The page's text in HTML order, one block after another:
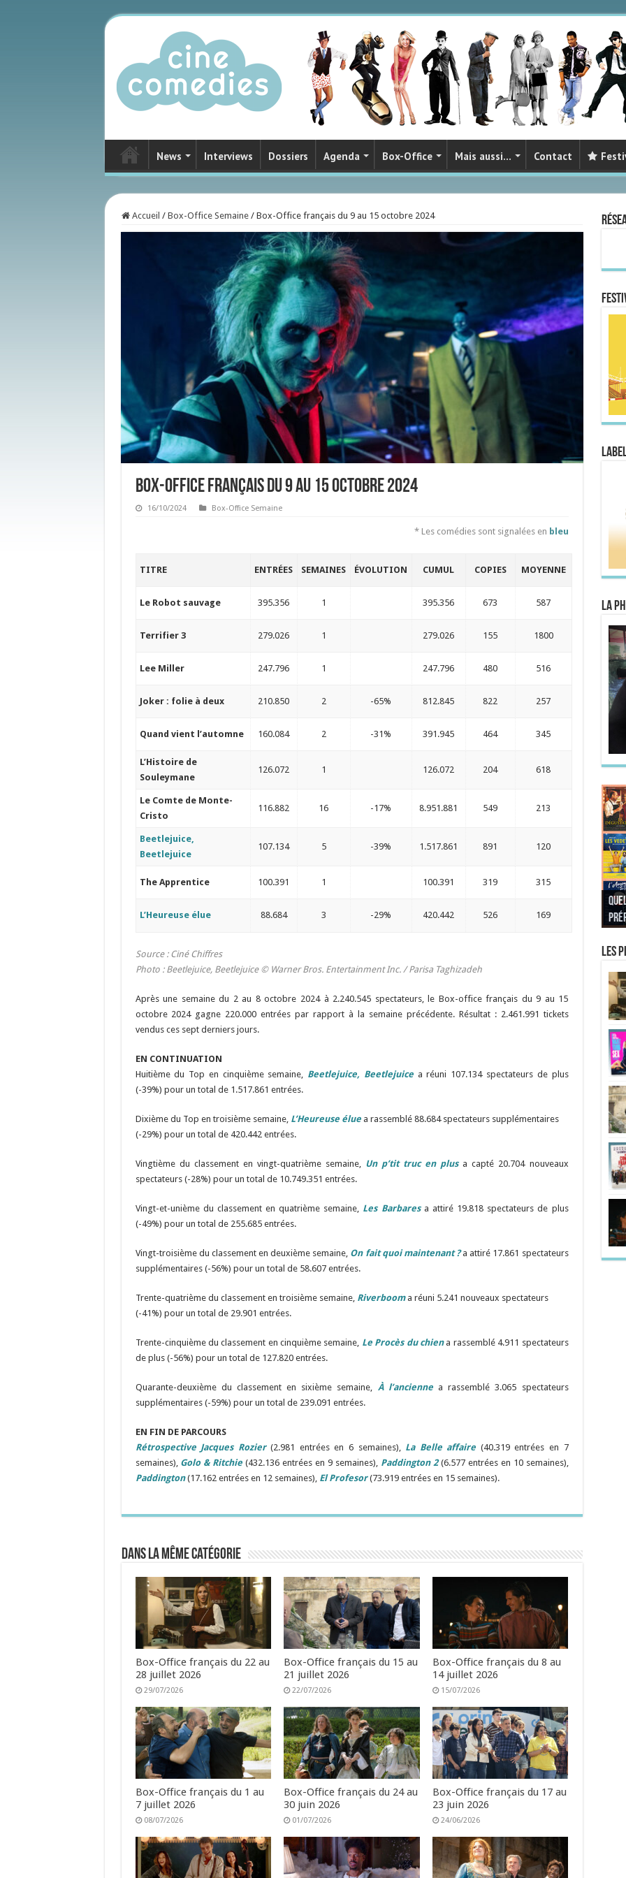
News Interviews Dossiers Agenda Box-Office Mais aussi… Contact
Accueil / Box-Office Semaine / Box-Office français du 9 au 15 octobre 2024
Box-Office français du 9 au 15 octobre 2024
16/10/2024 Box-Office Semaine
* Les comédies sont signalées en bleu
TITRE ENTRÉES SEMAINES ÉVOLUTION CUMUL COPIES MOYENNE
Le Robot sauvage 395.356 1 395.356 673 587
Terrifier 3 279.026 1 279.026 155 1800
Lee Miller 247.796 1 247.796 480 516
Joker : folie à deux 210.850 2 -65% 812.845 822 257
Quand vient l’automne 160.084 2 -31% 391.945 464 345
L’Histoire de
Souleymane
126.072 1 126.072 204 618
Le Comte de Monte-
Cristo
116.882 16 -17% 8.951.881 549 213
Beetlejuice,
Beetlejuice
107.134 5 -39% 1.517.861 891 120
The Apprentice 100.391 1 100.391 319 315
L’Heureuse élue 88.684 3 -29% 420.442 526 169
Source : Ciné Chiffres
Photo : Beetlejuice, Beetlejuice © Warner Bros. Entertainment Inc. / Parisa Taghizadeh
Après une semaine du 2 au 8 octobre 2024 à 2.240.545 spectateurs, le Box-office français du 9 au 15
octobre 2024 gagne 220.000 entrées par rapport à la semaine précédente. Résultat : 2.461.991 tickets
vendus ces sept derniers jours.
EN CONTINUATION
Huitième du Top en cinquième semaine, Beetlejuice, Beetlejuicea réuni 107.134 spectateurs de plus
(-39%) pour un total de 1.517.861 entrées.
Dixième du Top en troisième semaine, L’Heureuse éluea rassemblé 88.684 spectateurs supplémentaires
(-29%) pour un total de 420.442 entrées.
Vingtième du classement en vingt-quatrième semaine, Un p’tit truc en plusa capté 20.704 nouveaux
spectateurs (-28%) pour un total de 10.749.351 entrées.
Vingt-et-unième du classement en quatrième semaine, Les Barbaresa attiré 19.818 spectateurs de plus
(-49%) pour un total de 255.685 entrées.
Vingt-troisième du classement en deuxième semaine, On fait quoi maintenant ?a attiré 17.861 spectateurs
supplémentaires (-56%) pour un total de 58.607 entrées.
Trente-quatrième du classement en troisième semaine, Riverbooma réuni 5.241 nouveaux spectateurs
(-41%) pour un total de 29.901 entrées.
Trente-cinquième du classement en cinquième semaine, Le Procès du chiena rassemblé 4.911 spectateurs
de plus (-56%) pour un total de 127.820 entrées.
Quarante-deuxième du classement en sixième semaine, À l’anciennea rassemblé 3.065 spectateurs
supplémentaires (-59%) pour un total de 239.091 entrées.
EN FIN DE PARCOURS
Rétrospective Jacques Rozier (2.981 entrées en 6 semaines), La Belle affaire (40.319 entrées en 7
semaines), Golo & Ritchie (432.136 entrées en 9 semaines), Paddington 2 (6.577 entrées en 10 semaines),
Paddington (17.162 entrées en 12 semaines), El Profesor(73.919 entrées en 15 semaines).
Dans la même catégorie
Box-Office français du 22 au
28 juillet 2026
29/07/2026
Box-Office français du 15 au
21 juillet 2026
22/07/2026
Box-Office français du 8 au
14 juillet 2026
15/07/2026
Box-Office français du 1 au
7 juillet 2026
08/07/2026
Box-Office français du 24 au
30 juin 2026
01/07/2026
Box-Office français du 17 au
23 juin 2026
24/06/2026
La
Les